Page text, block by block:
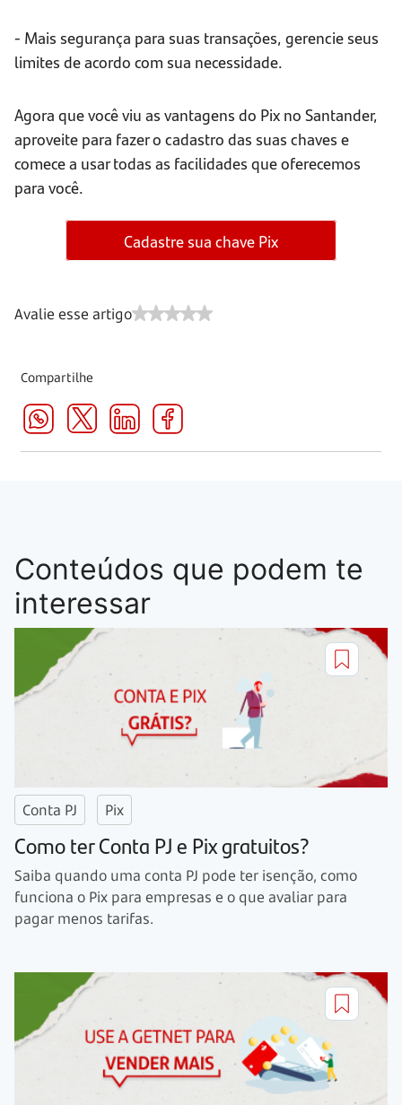
- Mais segurança para suas transações, gerencie seus
limites de acordo com sua necessidade.
Agora que você viu as vantagens do Pix no Santander,
aproveite para fazer o cadastro das suas chaves e
comece a usar todas as facilidades que oferecemos
para você.
Cadastre sua chave Pix
Avalie esse artigo
Compartilhe
Conteúdos que podem te
interessar
Conta PJ Pix
Como ter Conta PJ e Pix gratuitos?
Saiba quando uma conta PJ pode ter isenção, como
funciona o Pix para empresas e o que avaliar para
pagar menos tarifas.